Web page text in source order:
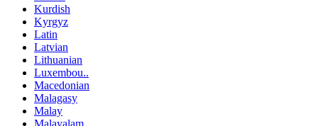
Kurdish
Kyrgyz
Latin
Latvian
Lithuanian
Luxembou..
Macedonian
Malagasy
Malay
Malayalam